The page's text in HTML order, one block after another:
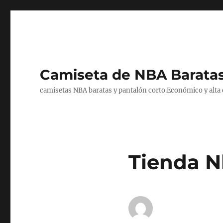
Camiseta de NBA
camisetas NBA baratas y pantalón corto.Económico y
Tienda